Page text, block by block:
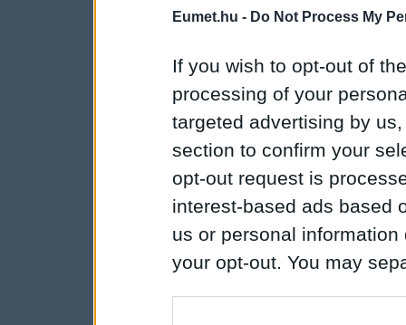
Eumet.hu - Do Not Process My
If you wish to opt-out of
processing of your
targeted advertising by
section to confirm your
opt-out request is
interest-based ads based
us or personal
your opt-out. You may